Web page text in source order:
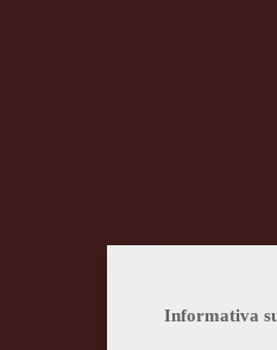
Informativa